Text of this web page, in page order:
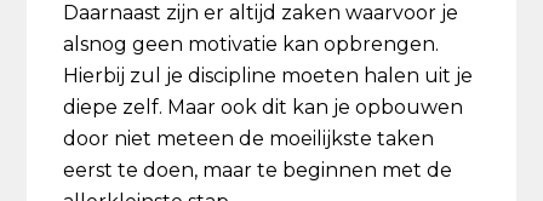
Daarnaast zijn er altijd zaken waarvoor je
alsnog geen motivatie kan opbrengen.
Hierbij zul je discipline moeten halen uit je
diepe zelf. Maar ook dit kan je opbouwen
door niet meteen de moeilijkste taken
eerst te doen, maar te beginnen met de